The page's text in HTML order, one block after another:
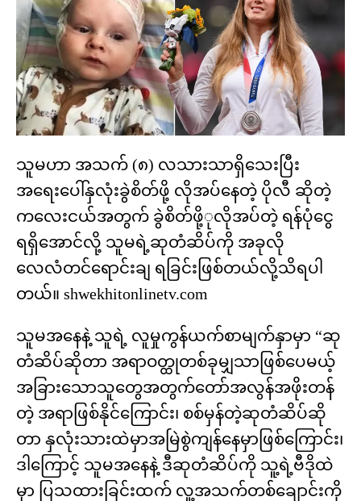
သူမဟာ အသက် (၈) လသားသာရှိသေးပြီး
အရေးပေါ်နှလုံးခွဲစိတ်ဖို့ လိုအပ်နေတဲ့ ပိုလီ ဆိုတဲ့
ကလေးငယ်အတွက် ခွဲစိတ်ဖို့ုလိုအပ်တဲ့ ရန်ပုံငွေ
ရရှိအောင်လို့ သူမရဲ့ဆုတံဆိပ်ကို အခုလို
လေလံတင်ရောင်းချ ရခြင်းဖြစ်တယ်လို့သိရပါ
တယ်။ shwekhitonlinetv.com
သူမအနေနဲ့ သူရဲ့ လူမှုကွန်ယက်စာမျက်နှာမှာ “ဆု
တံဆိပ်ဆိုတာ အရာဝတ္ထုတစ်ခုမျှသာဖြစ်ပေမယ့်
အခြားသောသူတွေအတွက်တော်အလွန်အဖိုးတန်
တဲ့ အရာဖြစ်နိုင်ကြောင်း၊ စစ်မှန်တဲ့ဆုတံဆိပ်ဆို
တာ နှလုံးသားထဲမှာအမြဲစွဲကျန်နေမှာဖြစ်ကြောင်း၊
ဒါကြောင့် သူမအနေနဲ့ ဒီဆုတံဆိပ်ကို သူ့ရဲ့ဗီဒိုထဲ
မှာ ပြသထားခြင်းထက် လူ့အသက်တစ်ချောင်းကို